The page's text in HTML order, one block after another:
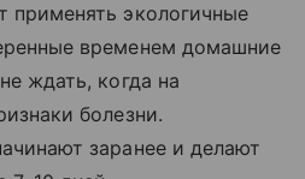
применять экологичные
временем домашние
ждать, когда на
болезни.
заранее и делают